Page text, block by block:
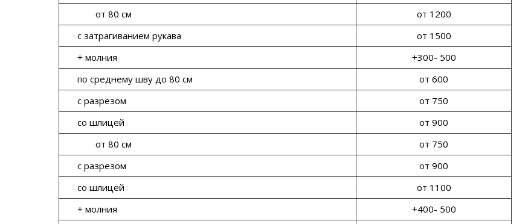
от 80 см
от 1200
с затрагиванием рукава
от 1500
+ молния
+300- 500
по среднему шву до 80 см
от 600
с разрезом
от 750
со шлицей
от 900
от 80 см
от 750
с разрезом
от 900
со шлицей
от 1100
+ молния
+400- 500